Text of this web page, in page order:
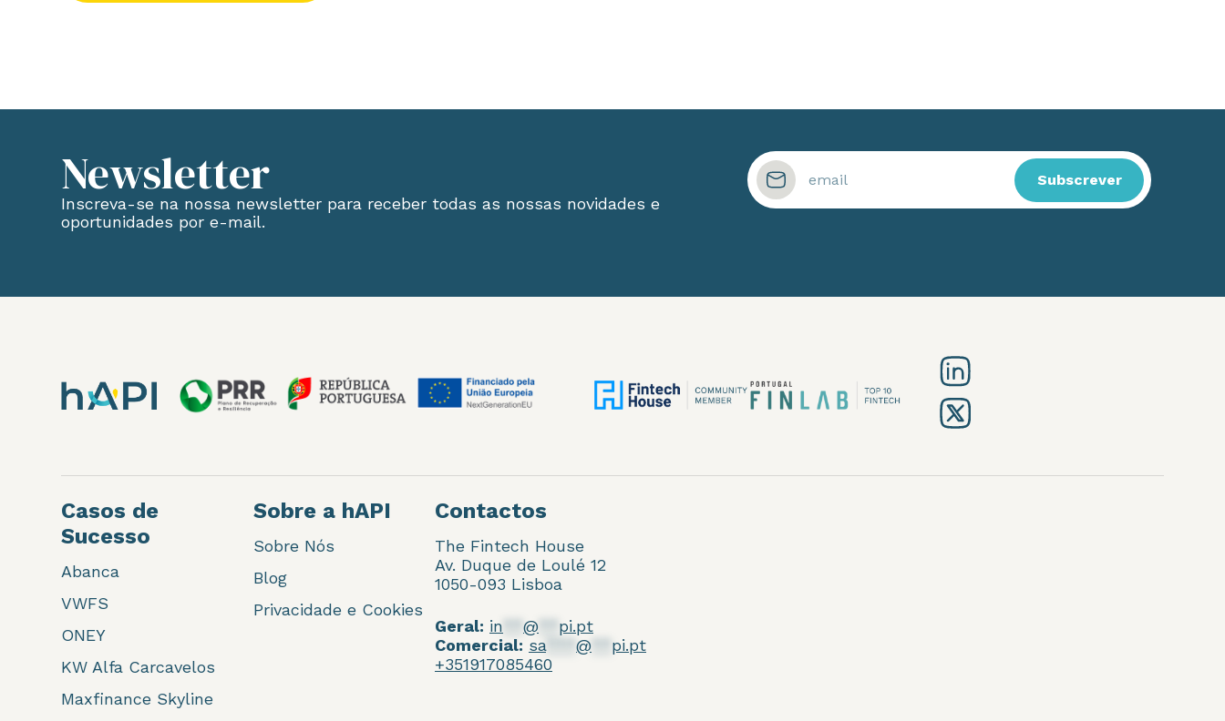
Newsletter
Inscreva-se na nossa newsletter para receber todas as nossas novidades e
oportunidades por e-mail.
Subscrever
Casos de
Sucesso
Abanca
VWFS
ONEY
KW Alfa Carcavelos
Maxfinance Skyline
Sobre a hAPI
Sobre Nós
Blog
Privacidade e Cookies
Contactos
The Fintech House
Av. Duque de Loulé 12
1050-093 Lisboa
Geral: in @
pi.pt
Comercial: sa*** @
pi.pt
+351917085460